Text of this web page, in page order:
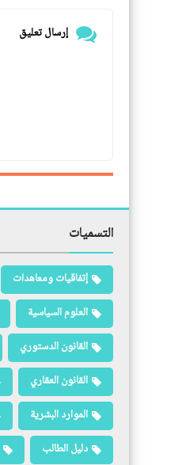
إرسال تعليق
التسميات
إتفاقيات ومعاهدات
العلوم السياسية
القانون الدستوري
القانون العقاري
الموارد البشرية
دليل الطالب